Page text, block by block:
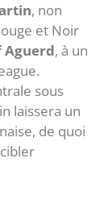
, non
et Noir
Aguerd, à un
sous
laissera un
de quoi